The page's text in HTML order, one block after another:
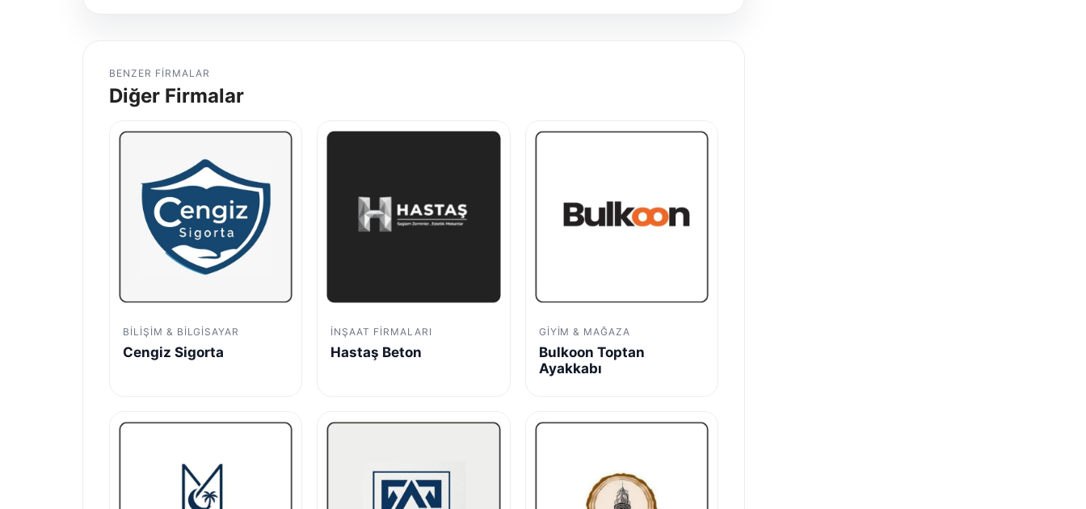
BENZER FIRMALAR
Diğer Firmalar
BILIŞIM & BILGISAYAR
Cengiz Sigorta
İNŞAAT FIRMALARI
Hastaş Beton
GIYIM & MAĞAZA
Bulkoon Toptan
Ayakkabı